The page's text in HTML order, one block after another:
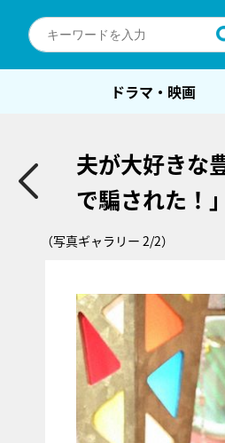
ドラマ・映画
夫が大好きな
で騙された！」
（写真ギャラリー 2/2）